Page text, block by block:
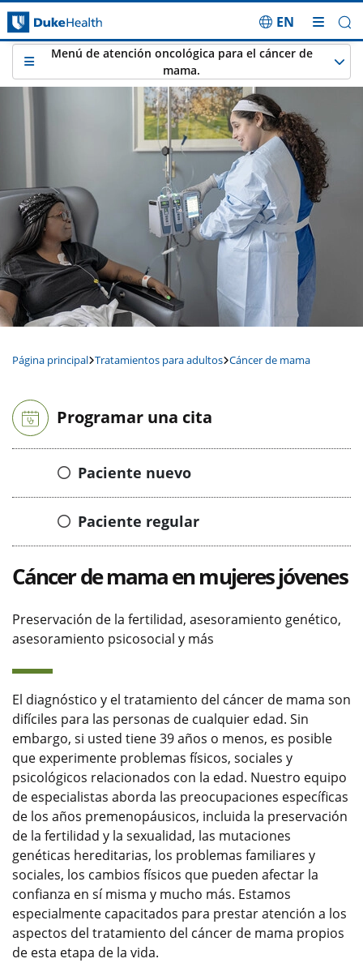
Saltar navegación
EN
Página principal Tratamientos para adultos Cáncer de mama
Menú de atención oncológica para el cáncer de
mama.
Programar una cita
Paciente nuevo
Paciente regular
Cáncer de mama en mujeres jóvenes
Preservación de la fertilidad, asesoramiento genético,
asesoramiento psicosocial y más
El diagnóstico y el tratamiento del cáncer de mama son
difíciles para las personas de cualquier edad. Sin
embargo, si usted tiene 39 años o menos, es posible
que experimente problemas físicos, sociales y
psicológicos relacionados con la edad. Nuestro equipo
de especialistas aborda las preocupaciones específicas
de los años premenopáusicos, incluida la preservación
de la fertilidad y la sexualidad, las mutaciones
genéticas hereditarias, los problemas familiares y
sociales, los cambios físicos que pueden afectar la
confianza en sí misma y mucho más. Estamos
especialmente capacitados para prestar atención a los
aspectos del tratamiento del cáncer de mama propios
de esta etapa de la vida.